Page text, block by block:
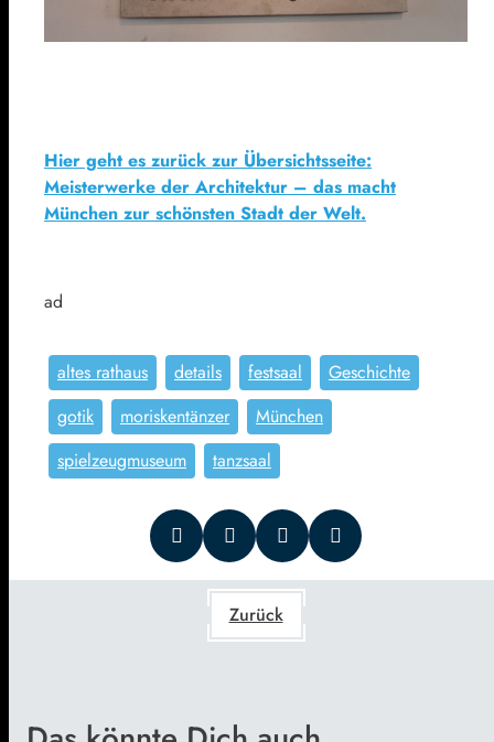
Hier geht es zurück zur Übersichtsseite:
Meisterwerke der Architektur – das macht
München zur schönsten Stadt der Welt.
ad
altes rathaus details festsaal
Geschichte
gotik
moriskentänzer
München
spielzeugmuseum
tanzsaal
Zurück